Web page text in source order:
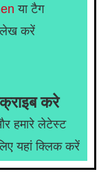
या टैग
करें
करे
हमारे लेटेस्ट
यहां क्लिक करें